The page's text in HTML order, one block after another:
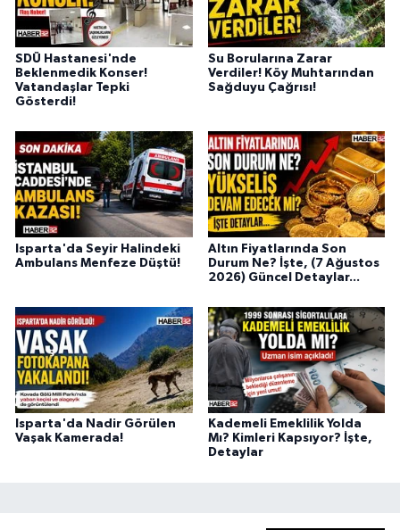
SDÜ Hastanesi'nde
Beklenmedik Konser!
Vatandaşlar Tepki
Gösterdi!
Su Borularına Zarar
Verdiler! Köy Muhtarından
Sağduyu Çağrısı!
Isparta'da Seyir Halindeki
Ambulans Menfeze Düştü!
Altın Fiyatlarında Son
Durum Ne? İşte, (7 Ağustos
2026) Güncel Detaylar...
Isparta'da Nadir Görülen
Vaşak Kamerada!
Kademeli Emeklilik Yolda
Mı? Kimleri Kapsıyor? İşte,
Detaylar